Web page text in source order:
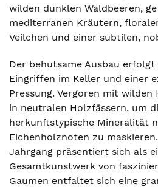
wilden dunklen Waldbeeren,
mediterranen Kräutern,
Veilchen und einer subtilen,
Der behutsame Ausbau
Eingriffen im Keller und einer
Pressung. Vergoren mit wilden
in neutralen Holzfässern, um
herkunftstypische Mineralität
Eichenholznoten zu
Jahrgang präsentiert sich als
Gesamtkunstwerk von
Gaumen entfaltet sich eine